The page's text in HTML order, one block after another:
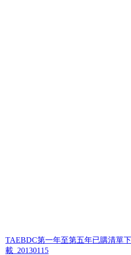
TAEBDC第一年至第五年已購清單下
載_20130115